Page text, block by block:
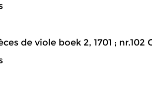
de viole boek 2, 1701 ; nr.102